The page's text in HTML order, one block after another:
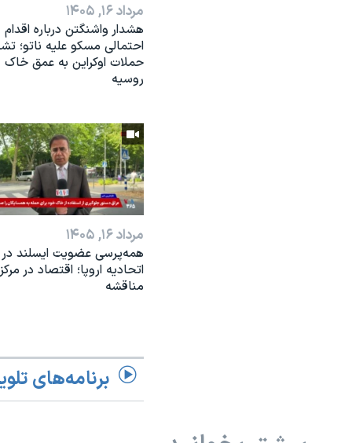
مرداد ۱۶, ۱۴۰۵
هشدار واشنگتن درباره اقدام
احتمالی مسکو علیه ناتو؛
حملات اوکراین به عمق خاک
روسیه
مرداد ۱۶, ۱۴۰۵
همه‌پرسی عضویت ایسلند در
اتحادیه اروپا؛ اقتصاد در مرکز
مناقشه
برنامه‌های